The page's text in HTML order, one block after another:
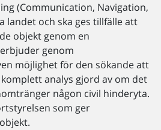
(Communication, Navigation,
landet och ska ges tillfälle att
objekt genom en
genom
möjlighet för den sökande att
analys gjord av om det
någon civil hinderyta.
som ger